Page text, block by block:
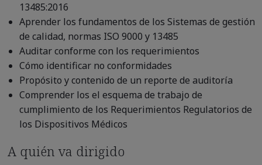
13485:2016
Aprender los fundamentos de los Sistemas de gestión
de calidad, normas ISO 9000 y 13485
Auditar conforme con los requerimientos
Cómo identificar no conformidades
Propósito y contenido de un reporte de auditoría
Comprender los el esquema de trabajo de
cumplimiento de los Requerimientos Regulatorios de
los Dispositivos Médicos
A quién va dirigido